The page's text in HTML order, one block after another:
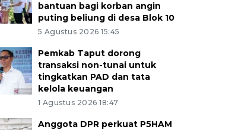
bantuan bagi korban angin
puting beliung di desa Blok 10
5 Agustus 2026 15:45
Pemkab Taput dorong
transaksi non-tunai untuk
tingkatkan PAD dan tata
kelola keuangan
1 Agustus 2026 18:47
Anggota DPR perkuat P5HAM